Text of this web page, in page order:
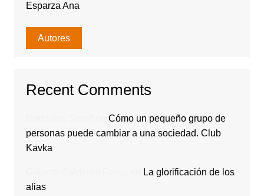
Esparza Ana
Autores
Recent Comments
Cómo un pequeño grupo de
personas puede cambiar a una sociedad. Club
Kavka
La glorificación de los
alias